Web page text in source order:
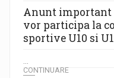
Anunt important
vor participa la
sportive U10 si
CONTINUARE